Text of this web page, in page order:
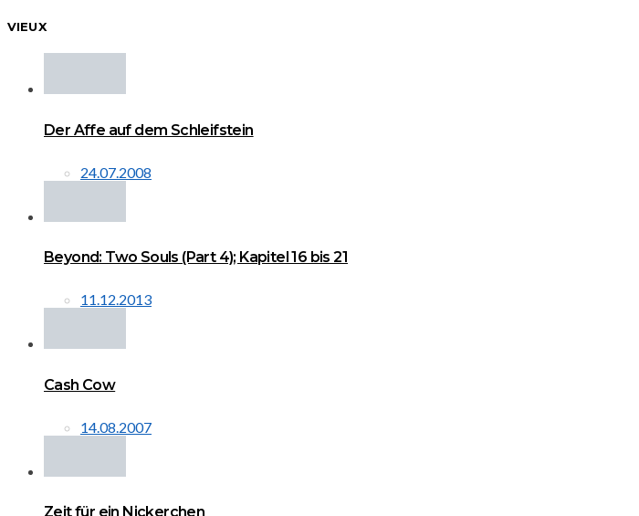
VIEUX
Der Affe auf dem Schleifstein
24.07.2008
Beyond: Two Souls (Part 4); Kapitel 16 bis 21
11.12.2013
Cash Cow
14.08.2007
Zeit für ein Nickerchen